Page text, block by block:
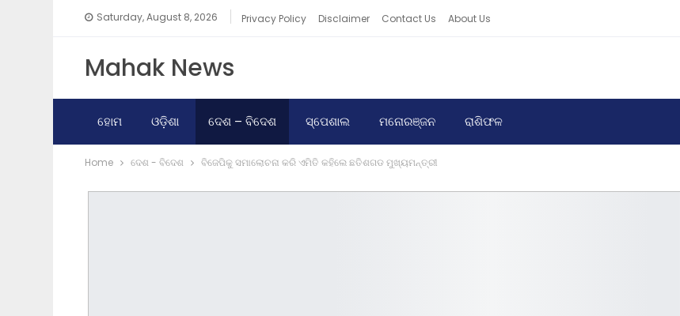
Saturday, August 8, 2026 Privacy Policy Disclaimer Contact Us About Us
Mahak News
ହୋମ ଓଡ଼ିଶା ଦେଶ – ବିଦେଶ ସ୍ପେଶାଲ ମନୋରଞ୍ଜନ ରାଶିଫଳ
Home ଦେଶ - ବିଦେଶ ବିଜେପିକୁ ସମାଲୋଚନା କରି ଏମିତି କହିଲେ ଛତିଶଗଡ ମୁଖ୍ୟମନ୍ତ୍ରୀ